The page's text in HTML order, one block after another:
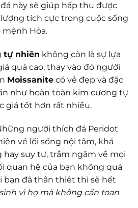
này sẽ giúp hấp thu được
tích cực trong cuộc sống
Hỏa.
tự nhiên không còn là sự lựa
quá cao, thay vào đó người
Moissanite có vẻ đẹp và đặc
như hoàn toàn kim cương tự
giá tốt hơn rất nhiều.
người thích đá Peridot
về lối sống nội tâm, khá
hay suy tư, trầm ngâm về mọi
quan hệ của bạn không quá
bạn đã thân thiêt thì sẽ hết
vì họ mà không cần toan